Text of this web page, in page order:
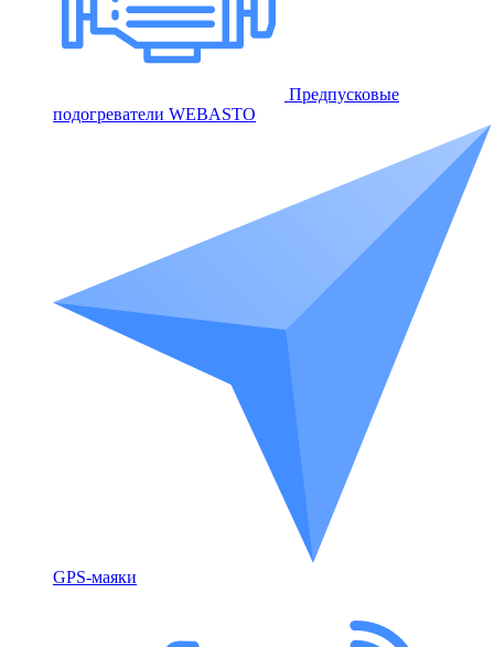
Предпусковые
подогреватели WEBASTO
GPS-маяки